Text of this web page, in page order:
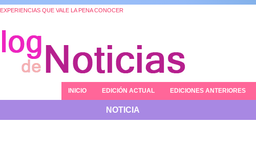
EXPERIENCIAS QUE VALE LA PENA CONOCER
INICIO EDICIÓN ACTUAL EDICIONES ANTERIORES
NOTICIA